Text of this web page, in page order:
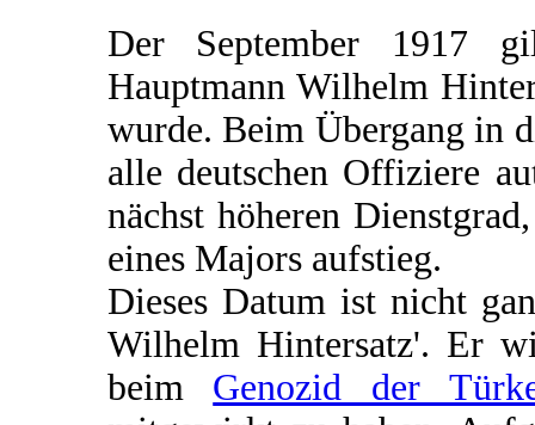
Der September 1917
Hauptmann Wilhelm
wurde. Beim Übergang in
alle deutschen Offiziere
nächst höheren
eines Majors aufstieg.
Dieses Datum ist nicht
Wilhelm Hintersatz'. Er
beim Genozid der